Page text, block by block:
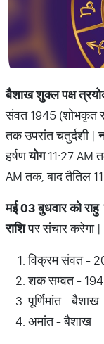
बैशाख शुक्ल पक्ष
संवत 1945 (शोभकृत
तक उपरांत चतुर्दशी |
हर्षणयोग11:27 AM
AM तक, बाद तैतिल
मई 03 बुधवार को राहु
राशिपर संचार करेगा |
विक्रम संवत -
शक सम्वत -
पूर्णिमांत - बैशाख
अमांत - बैशाख